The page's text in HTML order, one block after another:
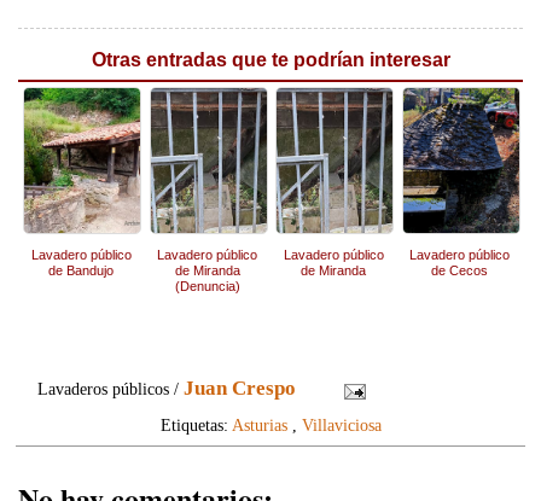
Otras entradas que te podrían interesar
Lavadero público
de Bandujo
Lavadero público
de Miranda
(Denuncia)
Lavadero público
de Miranda
Lavadero público
de Cecos
Lavaderos públicos /Juan Crespo
Etiquetas: Asturias, Villaviciosa